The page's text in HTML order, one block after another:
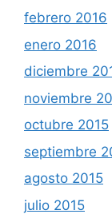
febrero 2016
enero 2016
diciembre
noviembre
octubre 2015
septiembre
agosto 2015
julio 2015